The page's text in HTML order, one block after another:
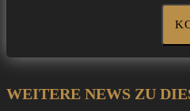
WEITERE NEWS ZU